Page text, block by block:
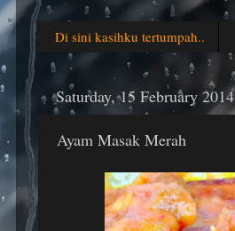
Di sini kasihku tertumpah..
Saturday, 15 February 2014
Ayam Masak Merah